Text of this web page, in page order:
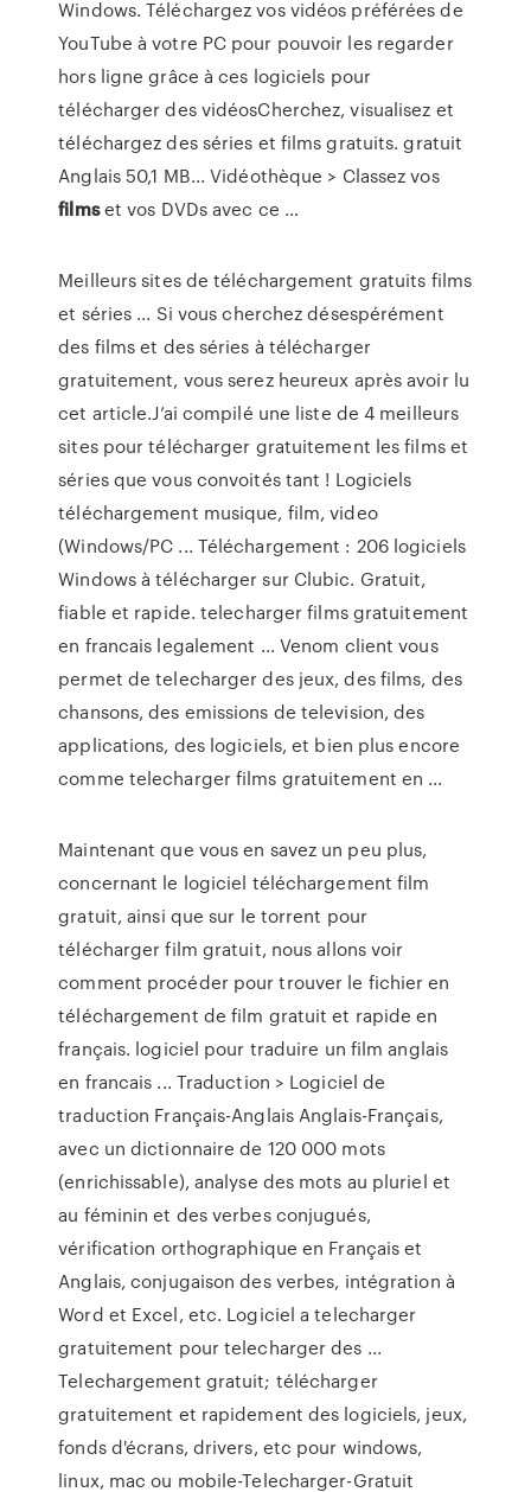
Windows. Téléchargez vos vidéos préférées de
YouTube à votre PC pour pouvoir les regarder
hors ligne grâce à ces logiciels pour
télécharger des vidéosCherchez, visualisez et
téléchargez des séries et films gratuits. gratuit
Anglais 50,1 MB... Vidéothèque > Classez vos
filmset vos DVDs avec ce …
Meilleurs sites de téléchargement gratuits films
et séries ... Si vous cherchez désespérément
des films et des séries à télécharger
gratuitement, vous serez heureux après avoir lu
cet article.J’ai compilé une liste de 4 meilleurs
sites pour télécharger gratuitement les films et
séries que vous convoités tant ! Logiciels
téléchargement musique, film, video
(Windows/PC ... Téléchargement : 206 logiciels
Windows à télécharger sur Clubic. Gratuit,
fiable et rapide. telecharger films gratuitement
en francais legalement ... Venom client vous
permet de telecharger des jeux, des films, des
chansons, des emissions de television, des
applications, des logiciels, et bien plus encore
comme telecharger films gratuitement en ...
Maintenant que vous en savez un peu plus,
concernant le logiciel téléchargement film
gratuit, ainsi que sur le torrent pour
télécharger film gratuit, nous allons voir
comment procéder pour trouver le fichier en
téléchargement de film gratuit et rapide en
français. logiciel pour traduire un film anglais
en francais ... Traduction > Logiciel de
traduction Français-Anglais Anglais-Français,
avec un dictionnaire de 120 000 mots
(enrichissable), analyse des mots au pluriel et
au féminin et des verbes conjugués,
vérification orthographique en Français et
Anglais, conjugaison des verbes, intégration à
Word et Excel, etc. Logiciel a telecharger
gratuitement pour telecharger des ...
Telechargement gratuit; télécharger
gratuitement et rapidement des logiciels, jeux,
fonds d'écrans, drivers, etc pour windows,
linux, mac ou mobile-Telecharger-Gratuit